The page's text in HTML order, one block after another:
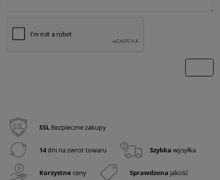
SSL Bezpieczne zakupy
14dni na zwrot towaru Szybka wysyłka
Korzystne ceny Sprawdzona jakość